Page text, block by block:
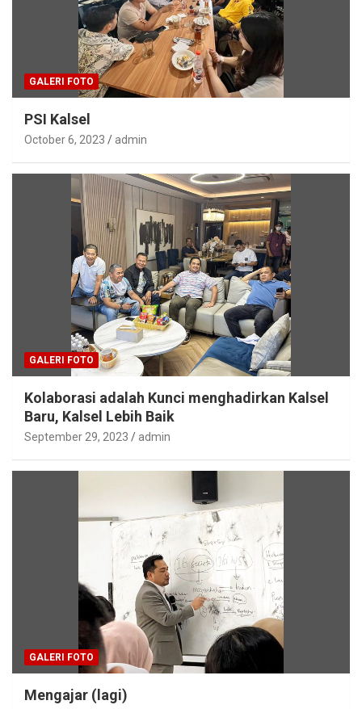
GALERI FOTO
PSI Kalsel
October 6, 2023 admin
GALERI FOTO
Kolaborasi adalah Kunci menghadirkan Kalsel
Baru, Kalsel Lebih Baik
September 29, 2023 admin
GALERI FOTO
Mengajar (lagi)